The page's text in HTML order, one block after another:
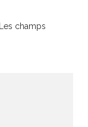
Les champs